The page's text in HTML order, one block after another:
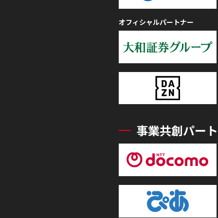
オフィシャルパートナー
事業共創パー